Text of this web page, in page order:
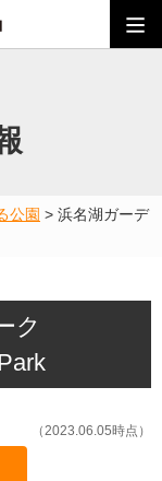
公園 > 浜名湖ガーデ
ク
（2023.06.05時点）